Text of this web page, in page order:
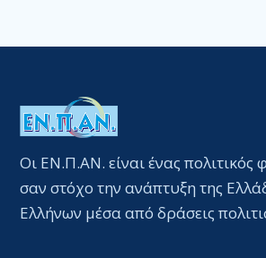
Οι ΕΝ.Π.ΑΝ. είναι ένας πολιτικός
σαν στόχο την ανάπτυξη της
Ελλήνων μέσα από δράσεις